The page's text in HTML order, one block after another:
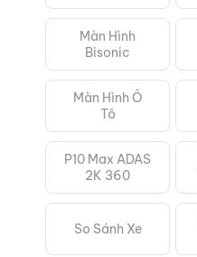
Màn Hình
Bisonic
Màn Hình Ô
Tô
P10 Max ADAS
2K 360
So Sánh Xe